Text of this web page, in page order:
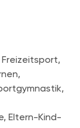
Eltern-Kind-